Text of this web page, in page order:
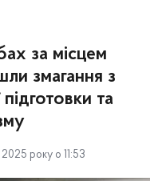
за місцем
змагання з
підготовки та
року о 11:53